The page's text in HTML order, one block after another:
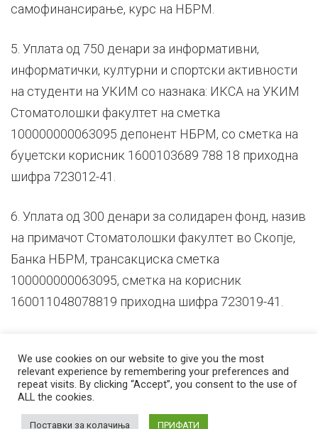
самофинансирање, курс на НБРМ.
5. Уплата од 750 денари за информативни,
информатички, културни и спортски активности
на студенти на УКИМ со назнака: ИКСА на УКИМ
Стоматолошки факултет на сметка
100000000063095 депонент НБРМ, со сметка на
буџетски корисник 1600103689 788 18 приходна
шифра 723012-41.
6. Уплата од 300 денари за солидарен фонд, назив
на примачот Стоматолошки факултет во Скопје,
Банка НБРМ, трансакциска сметка
100000000063095, сметка на корисник
160011048078819 приходна шифра 723019-41.
We use cookies on our website to give you the most
relevant experience by remembering your preferences and
repeat visits. By clicking “Accept”, you consent to the use of
ALL the cookies.
Поставки за колачиња ПРИФАТИ
© 2026 Стоматолошки факултет – Скопје Универзитет ,,Св. Кирил и
Методиј'' во Скопје
Developed by